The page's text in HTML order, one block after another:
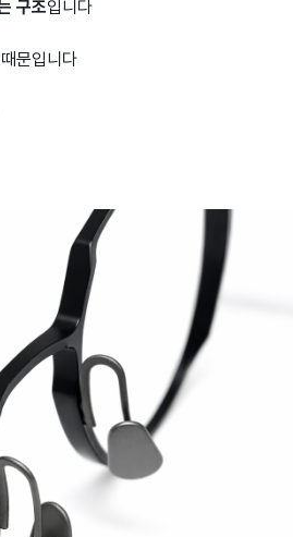
구조입니다
문입니다